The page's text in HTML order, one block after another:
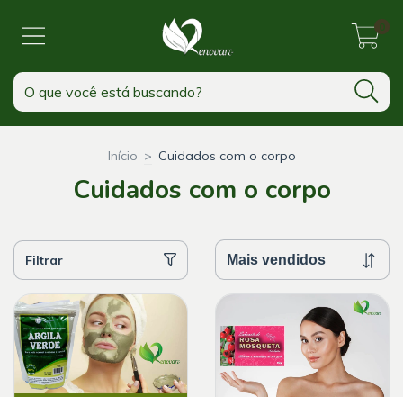
0
Início > Cuidados com o corpo
Cuidados com o corpo
Filtrar